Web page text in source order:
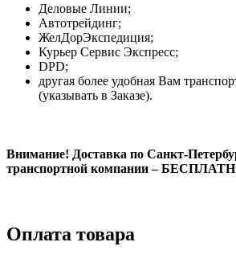
Деловые Линии;
Автотрейдинг;
ЖелДорЭкспедиция;
Курьер Сервис Экспресс;
DPD;
другая более удобная Вам
(указывать в Заказе).
Внимание! Доставка по Санкт-
транспортной компании –
Оплата товара